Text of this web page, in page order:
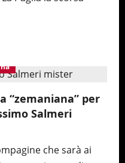
“zemaniana” per
Salmeri
che sarà ai